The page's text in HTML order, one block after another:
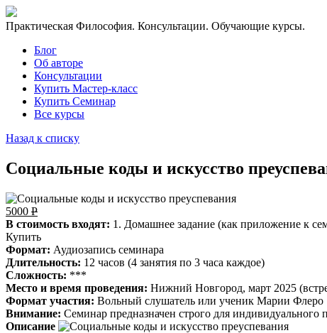
Практическая Философия. Консультации. Обучающие курсы.
Блог
Об авторе
Консультации
Купить Мастер-класс
Купить Семинар
Все курсы
Назад к списку
Социальные коды и искусство
5000 Р
В стоимость входят: 1. Домашнее задание (как приложение к
Купить
Формат: Аудиозапись семинара
Длительность: 12 часов (4 занятия по 3 часа каждое)
Сложность: ***
Место и время проведения: Нижний Новгород, март 2025
Формат участия: Вольный слушатель или ученик Марии Флеро
Внимание: Семинар предназначен строго для индивидуального
Описание